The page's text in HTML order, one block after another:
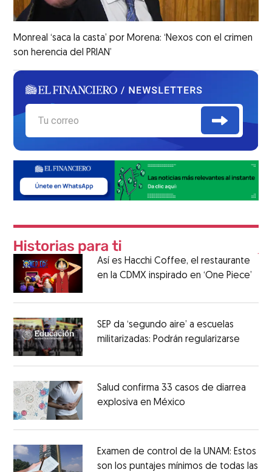
Monreal ‘saca la casta’ por Morena: ‘Nexos con el crimen
son herencia del PRIAN’
Así es Hacchi Coffee, el restaurante
en la CDMX inspirado en ‘One Piece’
SEP da ‘segundo aire’ a escuelas
militarizadas: Podrán regularizarse
Salud confirma 33 casos de diarrea
explosiva en México
Examen de control de la UNAM: Estos
son los puntajes mínimos de todas las